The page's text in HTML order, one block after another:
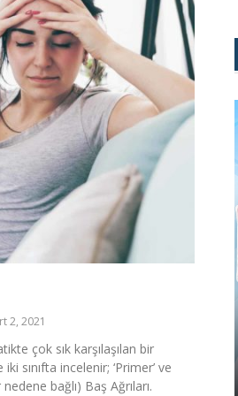
2, 2021
çok sık karşılaşılan bir
sınıfta incelenir; ‘Primer’ ve
bağlı) Baş Ağrıları.
ESTETIK
IV TERAPISI: ZAMANI